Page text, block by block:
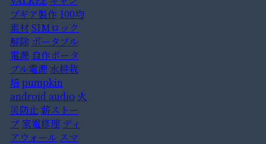
プギア製作 100均
素材SIMロック
解除 ポータブル
電源 自作ポータ
ブル電源水耕栽
培pumpkin
android audio 火
災防止 薪ストー
ブ家電修理 ディ
アウォール スマ